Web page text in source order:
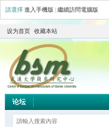
請選擇 進入手機版 繼續訪問電腦版
设为首页 收藏本站
论坛